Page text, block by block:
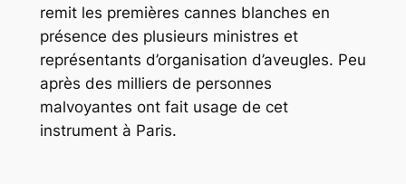
remit les premières cannes blanches en
présence des plusieurs ministres et
représentants d’organisation d’aveugles. Peu
après des milliers de personnes
malvoyantes ont fait usage de cet
instrument à Paris.